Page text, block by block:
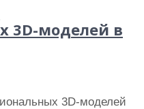
3D-моделей в
3D-моделей